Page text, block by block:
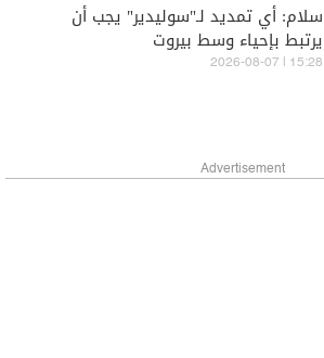
سلام: أي تمديد لـ"سوليدير" يجب أن
يرتبط بإحياء وسط بيروت
15:28 | 2026-08-07
Advertisement